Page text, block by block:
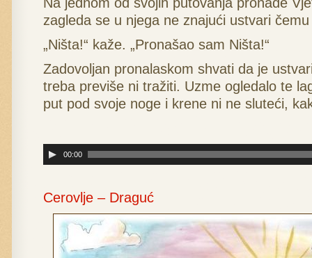
zagleda se u njega ne znajući ustvari
„Ništa!“ kaže. „Pronašao sam Ništa!“
Zadovoljan pronalaskom shvati da je
treba previše ni tražiti. Uzme ogledalo te
put pod svoje noge i krene ni ne sluteći,
Reproduktor
audiozapisa
00:00
Cerovlje – Draguć